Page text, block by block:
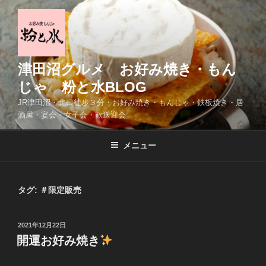
コ
テ
ン
ツ
ス
キ
ッ
津田沼グルメ お好み焼き・もん
じゃ 粉と水BLOG
JR津田沼・北口徒歩３分・お好み焼き・もんじゃ・鉄板焼き・居
酒屋・宴会・女子会・歓送迎会
メニュー
タグ: ＃限定販売
投
稿
日:
2021年12月22日
開運お好み焼き